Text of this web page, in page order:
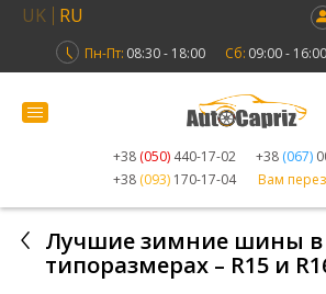
UK RU
Пн-Пт: 08:30 - 18:00 Сб: 09:00 - 16:00
+38 (050) 440-17-02 +38 (067)
+38 (093) 170-17-04 Вам
Лучшие зимние шины в
типоразмерах – R15 и